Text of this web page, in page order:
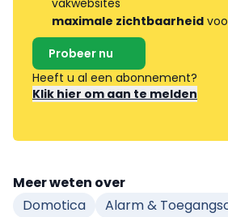
vakwebsites
maximale zichtbaarheid
Probeer nu
Heeft u al een abonnement?
Klik hier om aan te melden
Meer weten over
Domotica
Alarm &